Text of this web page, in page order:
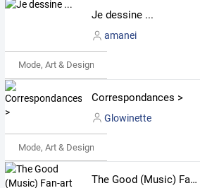
Je dessine ...
amanei
Mode, Art & Design
Correspondances >
Glowinette
Mode, Art & Design
The Good (Music) Fan-art